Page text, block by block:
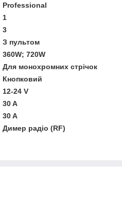
Professional
1
3
З пультом
360W; 720W
Для монохромних стрічок
Кнопковий
12-24 V
30 A
30 A
Димер радіо (RF)